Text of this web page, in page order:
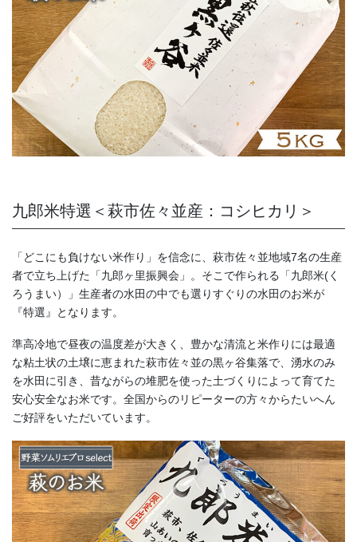
九郎米特選＜萩市佐々並産：コシヒカリ＞
「どこにも負けない米作り」を信念に、萩市佐々並地域7名の生産
者で立ち上げた「九郎ヶ里振興会」。そこで作られる「九郎米(く
ろうまい）」生産者の水田の中でも選りすぐりの水田のお米が
『特選』となります。
準高冷地で昼夜の温度差が大きく、豊かな清流と米作りには最適
な粘土状の土壌に恵まれた萩市佐々並の黒ヶ谷集落で、湧水のみ
を水田に引き、昔ながらの堆肥を使った土づくりによって育てた
安心安全なお米です。全国からのリピーターの方々からたいへん
ご好評をいただいています。